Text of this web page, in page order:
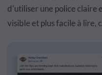
d'utiliser une police claire
visible et plus facile à lire,